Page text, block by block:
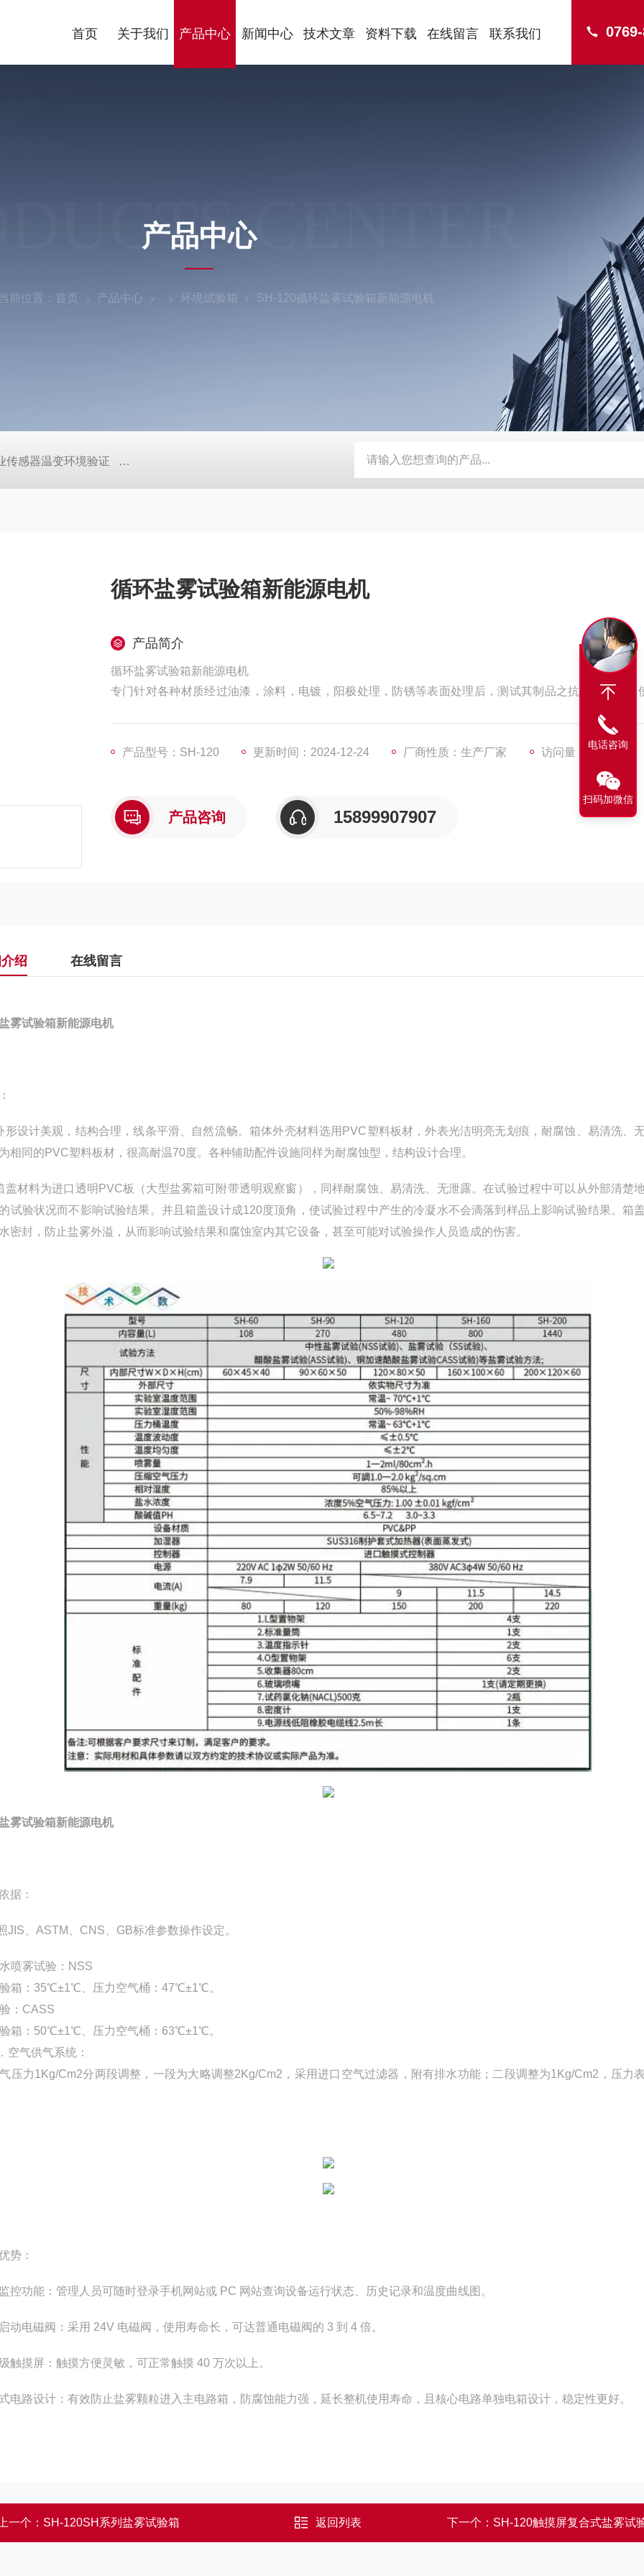
首页 关于我们 产品中心 新闻中心 技术文章 资料下载 在线留言 联系我们
CENTER
产品中心
前位置： 首页 产品中心 环境试验箱 SH-120循环盐雾试验箱新能源电机
传感器温变环境验证 TEB-600PF快温变高低温实验箱、自动补水功能 SMD-210PF-FPC抗寒耐湿 FPC 折弯机
循环盐雾试验箱新能源电机
产品简介
循环盐雾试验箱新能源电机
专门针对各种材质经过油漆，涂料，电镀，阳极处理，防锈等表面处理后，测试其制品之抗腐蚀能力，
产品型号：SH-120
更新时间：2024-12-24 厂商性质：生产厂家 访问量：561
产品咨询 15899907907
绍 在线留言
雾试验箱新能源电机
形设计美观，结构合理，线条平滑、自然流畅。箱体外壳材料选用PVC塑料板材，外表光洁明亮无划痕，耐腐蚀、易清洗、
相同的PVC塑料板材，很高耐温70度。各种辅助配件设施同样为耐腐蚀型，结构设计合理。
盖材料为进口透明PVC板（大型盐雾箱可附带透明观察窗），同样耐腐蚀、易清洗、无泄露。在试验过程中可以从外部清楚
试验状况而不影响试验结果。并且箱盖设计成120度顶角，使试验过程中产生的冷凝水不会滴落到样品上影响试验结果。箱
密封，防止盐雾外溢，从而影响试验结果和腐蚀室内其它设备，甚至可能对试验操作人员造成的伤害。
雾试验箱新能源电机
据：
JIS、ASTM、CNS、GB标准参数操作设定。
喷雾试验：NSS
箱：35℃±1℃、压力空气桶：47℃±1℃。
：CASS
箱：50℃±1℃、压力空气桶：63℃±1℃。
空气供气系统：
压力1Kg/Cm2分两段调整，一段为大略调整2Kg/Cm2，采用进口空气过滤器，附有排水功能；二段调整为1Kg/Cm2，压力
势：
控功能：管理人员可随时登录手机网站或 PC 网站查询设备运行状态、历史记录和温度曲线图。
动电磁阀：采用 24V 电磁阀，使用寿命长，可达普通电磁阀的 3 到 4 倍。
触摸屏：触摸方便灵敏，可正常触摸 40 万次以上。
电路设计：有效防止盐雾颗粒进入主电路箱，防腐蚀能力强，延长整机使用寿命，且核心电路单独电箱设计，稳定性更好。
一个： SH-120SH系列盐雾试验箱 返回列表 下一个： SH-120触摸屏复合式盐雾试
电话咨询
扫码加微信